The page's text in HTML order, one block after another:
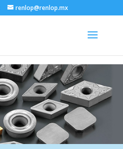
renlop@renlop.mx